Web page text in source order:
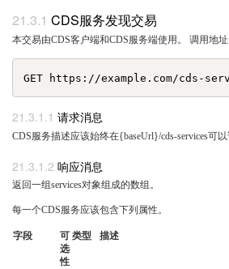
CDS服务发现交易
本交易由CDS客户端和CDS服务端使用。 调用地址
请求消息
CDS服务描述应该始终在{baseUrl}/cds-services可以
响应消息
返回一组services对象组成的数组。
每一个CDS服务应该包含下列属性。
字段
可
选
性
类型 描述